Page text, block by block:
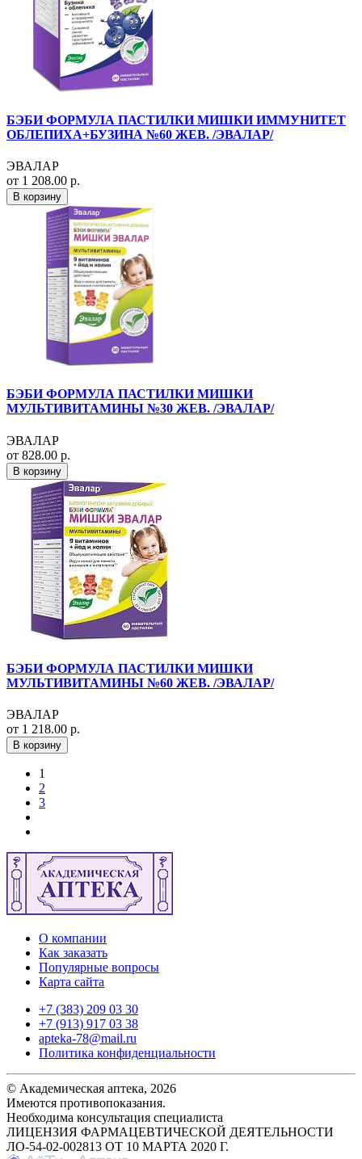
БЭБИ ФОРМУЛА ПАСТИЛКИ МИШКИ ИММУНИТЕТ
ОБЛЕПИХА+БУЗИНА №60 ЖЕВ. /ЭВАЛАР/
ЭВАЛАР
от 1 208.00 р.
В корзину
БЭБИ ФОРМУЛА ПАСТИЛКИ МИШКИ
МУЛЬТИВИТАМИНЫ №30 ЖЕВ. /ЭВАЛАР/
ЭВАЛАР
от 828.00 р.
В корзину
БЭБИ ФОРМУЛА ПАСТИЛКИ МИШКИ
МУЛЬТИВИТАМИНЫ №60 ЖЕВ. /ЭВАЛАР/
ЭВАЛАР
от 1 218.00 р.
В корзину
1
2
3
О компании
Как заказать
Популярные вопросы
Карта сайта
+7 (383) 209 03 30
+7 (913) 917 03 38
apteka-78@mail.ru
Политика конфиденциальности
© Академическая аптека, 2026
Имеются противопоказания.
Необходима консультация специалиста
ЛИЦЕНЗИЯ ФАРМАЦЕВТИЧЕСКОЙ ДЕЯТЕЛЬНОСТИ
ЛО-54-02-002813 ОТ 10 МАРТА 2020 Г.